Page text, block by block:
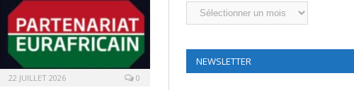
22 JUILLET 2026 0
Archives
NEWSLETTER